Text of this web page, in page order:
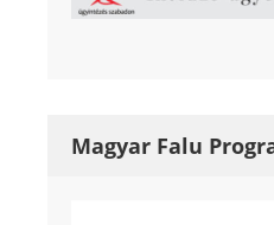
Magyar Falu